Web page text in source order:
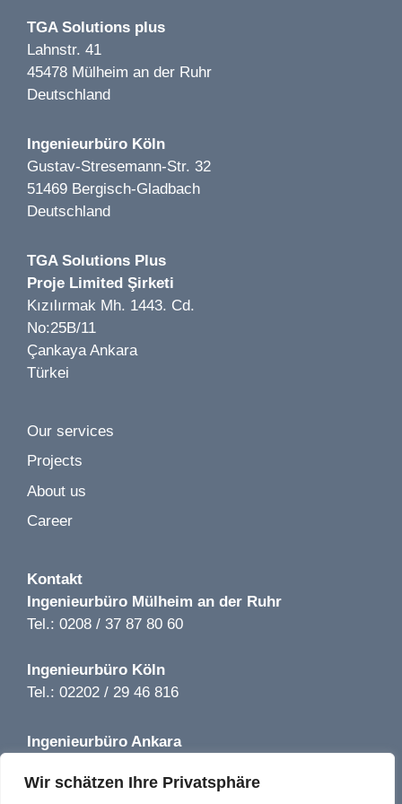
Wir schätzen Ihre Privatsphäre
Getränkemarkt Hoffmann LP 1-5 | Bernau |2019
Image 1 of 1
TGA Solutions plus
Lahnstr. 41
45478 Mülheim an der Ruhr
Deutschland
Ingenieurbüro Köln
Gustav-Stresemann-Str. 32
51469 Bergisch-Gladbach
Deutschland
TGA Solutions Plus
Proje Limited Şirketi
Kızılırmak Mh. 1443. Cd.
No:25B/11
Çankaya Ankara
Türkei
Our services
Projects
About us
Career
Kontakt
Ingenieurbüro Mülheim an der Ruhr
Tel.: 0208 / 37 87 80 60
Ingenieurbüro Köln
Tel.: 02202 / 29 46 816
Ingenieurbüro Ankara